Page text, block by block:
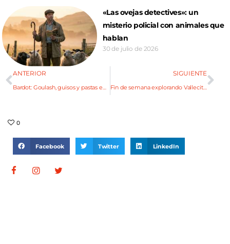
«Las ovejas detectives»: un
misterio policial con animales que
hablan
30 de julio de 2026
ANTERIOR
Bardot: Goulash, guisos y pastas en el menú de invierno
SIGUIENTE
Fin de semana explorando Vallecitos
0
Facebook Twitter LinkedIn